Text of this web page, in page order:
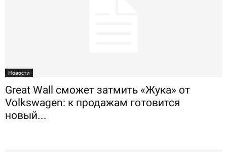
Новости
Great Wall сможет затмить «Жука» от
Volkswagen: к продажам готовится
новый...